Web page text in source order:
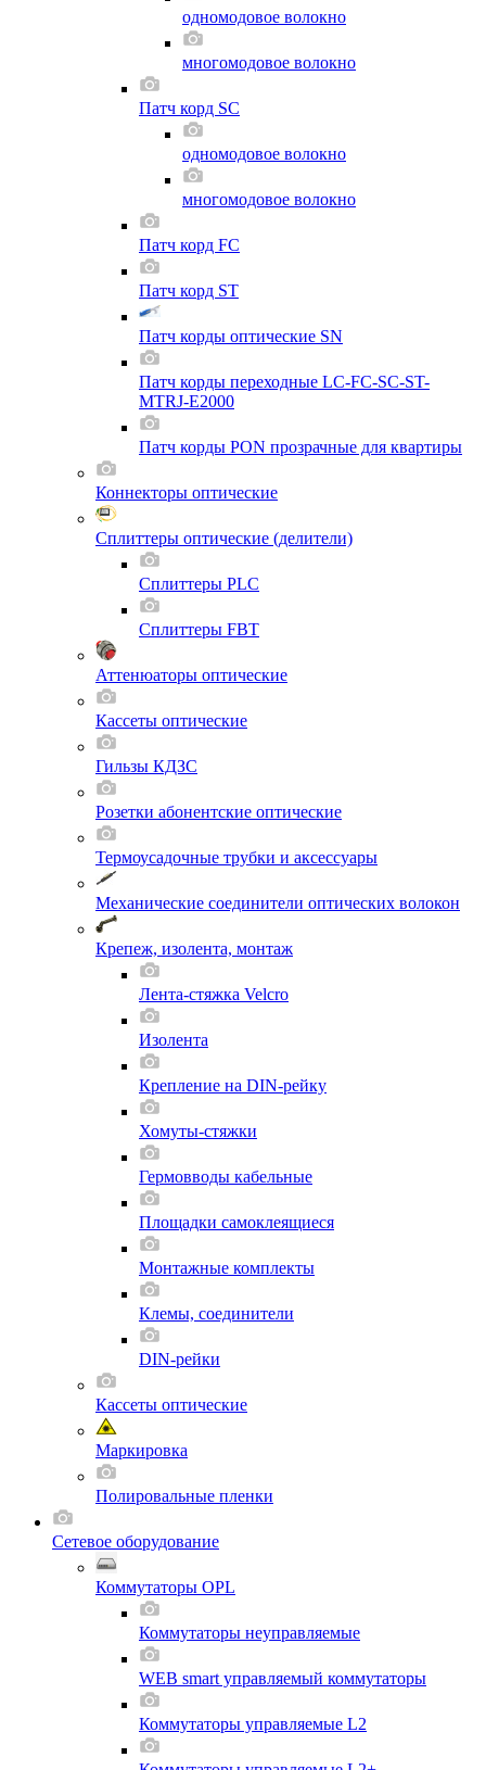
одномодовое волокно
многомодовое волокно
Патч корд SC
одномодовое волокно
многомодовое волокно
Патч корд FC
Патч корд ST
Патч корды оптические SN
Патч корды переходные LC-FC-SC-ST-
MTRJ-E2000
Патч корды PON прозрачные для квартиры
Коннекторы оптические
Сплиттеры оптические (делители)
Сплиттеры PLC
Сплиттеры FBT
Аттенюаторы оптические
Кассеты оптические
Гильзы КДЗС
Розетки абонентские оптические
Термоусадочные трубки и аксессуары
Механические соединители оптических волокон
Крепеж, изолента, монтаж
Лента-стяжка Velcro
Изолента
Крепление на DIN-рейку
Хомуты-стяжки
Гермовводы кабельные
Площадки самоклеящиеся
Монтажные комплекты
Клемы, соединители
DIN-рейки
Кассеты оптические
Маркировка
Полировальные пленки
Сетевое оборудование
Коммутаторы OPL
Коммутаторы неуправляемые
WEB smart управляемый коммутаторы
Коммутаторы управляемые L2